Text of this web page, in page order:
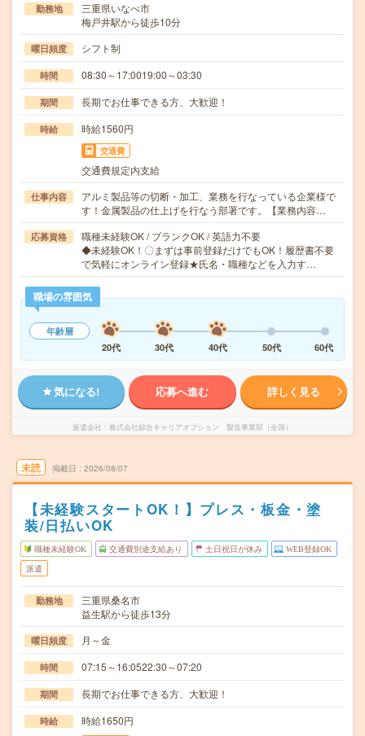
勤務地
三重県いなべ市
梅戸井駅から徒歩10分
曜日頻度 シフト制
時間 08:30～17:0019:00～03:30
期間 長期でお仕事できる方、大歓迎！
時給 時給1560円
交通費
交通費規定内支給
仕事内容
アルミ製品等の切断・加工、業務を行なっている企業様で
す！金属製品の仕上げを行なう部署です。【業務内容…
応募資格
職種未経験OK / ブランクOK / 英語力不要
◆未経験OK！〇まずは事前登録だけでもOK！履歴書不要
で気軽にオンライン登録★氏名・職種などを入力す…
職場の雰囲気
年齢層
20代
30代 40代 50代 60代
気になる! 応募へ進む 詳しく見る
派遣会社 株式会社綜合キャリアオプション 製造事業部（全国）
未読 掲載日 2026/08/07
【未経験スタートOK！】プレス・板金・塗
装/日払いOK
職種未経験OK 交通費別途支給あり 土日祝日が休み WEB登録OK
派遣
勤務地
三重県桑名市
益生駅から徒歩13分
曜日頻度 月～金
時間 07:15～16:0522:30～07:20
期間 長期でお仕事できる方、大歓迎！
時給 時給1650円